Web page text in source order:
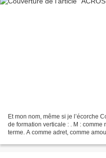
Et mon nom, même si je l’écorche
de formation verticale : . M :
terme. A comme adret, comme